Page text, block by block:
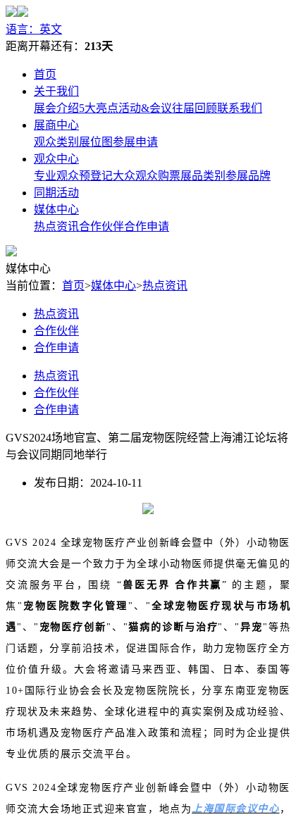
语言：英文
距离开幕还有： 213天
首页
关于我们
展会介绍5大亮点活动&会议往届回顾联系我们
展商中心
观众类别 展位图参展申请
观众中心
专业观众预登记大众观众购票展品类别 参展品牌
同期活动
媒体中心
热点资讯合作伙伴合作申请
媒体中心
当前位置： 首页>媒体中心>热点资讯
热点资讯
合作伙伴
合作申请
热点资讯
合作伙伴
合作申请
GVS2024场地官宣、第二届宠物医院经营上海浦江论坛将
与会议同期同地举行
发布日期：2024-10-11
GVS 2024 全球宠物医疗产业创新峰会暨中（外）小动物医
师交流大会是一个致力于为全球小动物医师提供毫无偏见的
交流服务平台，围绕 “兽医无界 合作共赢” 的主题，聚
焦" 宠物医院数字化管理 "、" 全球宠物医疗现状与市场机
遇 "、" 宠物医疗创新 "、"猫病的诊断与治疗"、" 异宠 "等热
门话题，分享前沿技术，促进国际合作，助力宠物医疗全方
位价值升级。大会将邀请马来西亚、韩国、日本、泰国等
10+国际行业协会会长及宠物医院院长，分享东南亚宠物医
疗现状及未来趋势、全球化进程中的真实案例及成功经验、
市场机遇及宠物医疗产品准入政策和流程；同时为企业提供
专业优质的展示交流平台。
GVS 2024全球宠物医疗产业创新峰会暨中（外）小动物医
师交流大会场地正式迎来官宣，地点为上海国际会议中心 ，